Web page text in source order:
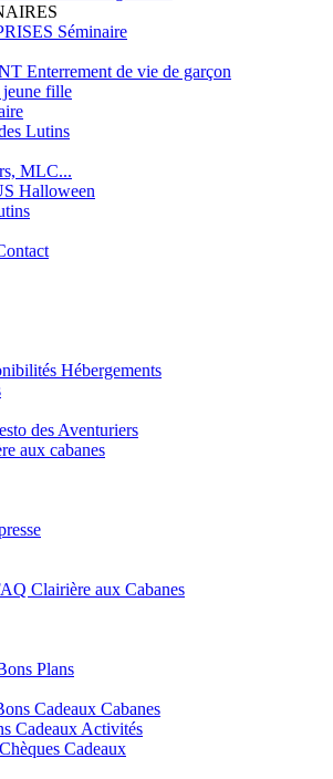
Séminaire
Enterrement de vie de garçon
jeune fille
Lutins
MLC...
Halloween
Hébergements
des Aventuriers
aux cabanes
Clairière aux Cabanes
Plans
Cadeaux Cabanes
Cadeaux Activités
Chèques Cadeaux